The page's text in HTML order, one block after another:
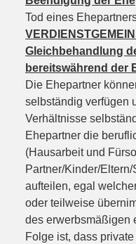
Tod eines
Gleichbehandlung
bereitswährend der
Die Ehepartner
selbständig verfügen
Verhältnisse
Ehepartner die
(Hausarbeit und
Partner/Kinder/
aufteilen, egal
oder teilweise
des erwerbsmäßigen
Folge ist, dass